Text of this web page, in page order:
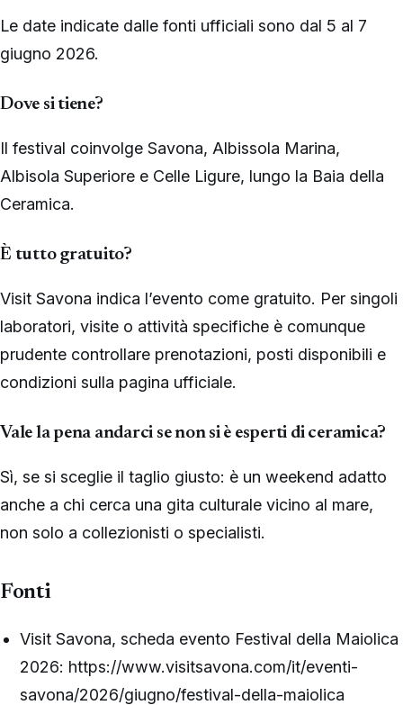
Le date indicate dalle fonti ufficiali sono dal 5 al 7
giugno 2026.
Dove si tiene?
Il festival coinvolge Savona, Albissola Marina,
Albisola Superiore e Celle Ligure, lungo la Baia della
Ceramica.
È tutto gratuito?
Visit Savona indica l’evento come gratuito. Per singoli
laboratori, visite o attività specifiche è comunque
prudente controllare prenotazioni, posti disponibili e
condizioni sulla pagina ufficiale.
Vale la pena andarci se non si è esperti di ceramica?
Sì, se si sceglie il taglio giusto: è un weekend adatto
anche a chi cerca una gita culturale vicino al mare,
non solo a collezionisti o specialisti.
Fonti
Visit Savona, scheda evento Festival della Maiolica
2026: https://www.visitsavona.com/it/eventi-
savona/2026/giugno/festival-della-maiolica